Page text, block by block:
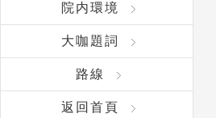
院内環境
大咖題詞
路線
返回首頁